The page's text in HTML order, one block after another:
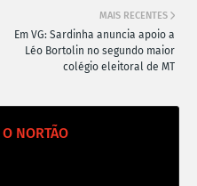
MAIS RECENTES
Em VG: Sardinha anuncia apoio a
Léo Bortolin no segundo maior
colégio eleitoral de MT
O NORTÃO